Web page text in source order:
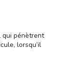
qui pénètrent
lorsqu’il